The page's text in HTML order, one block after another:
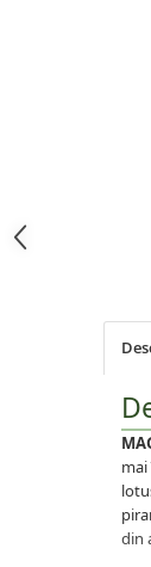
Abies
Tuia
Trandafiri Tufa
Trandafiri
din